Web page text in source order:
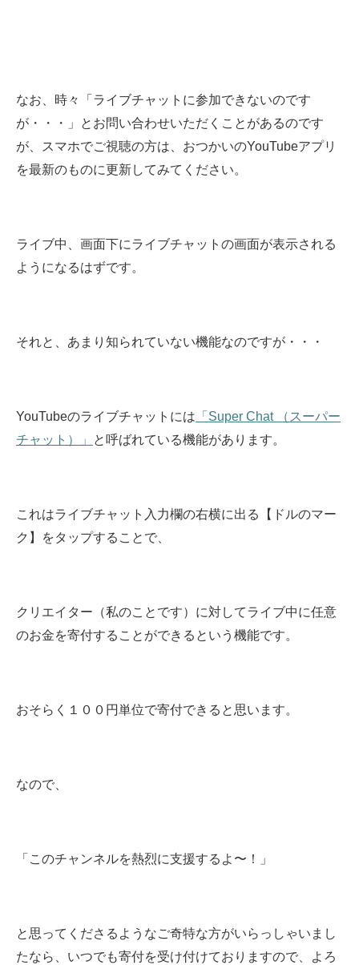
なお、時々「ライブチャットに参加できないのです
が・・・」とお問い合わせいただくことがあるのです
が、スマホでご視聴の方は、おつかいのYouTubeアプリ
を最新のものに更新してみてください。
ライブ中、画面下にライブチャットの画面が表示される
ようになるはずです。
それと、あまり知られていない機能なのですが・・・
YouTubeのライブチャットには 「Super Chat （スーパー
チャット）」
と呼ばれている機能があります。
これはライブチャット入力欄の右横に出る【ドルのマー
ク】をタップすることで、
クリエイター（私のことです）に対してライブ中に任意
のお金を寄付することができるという機能です。
おそらく１００円単位で寄付できると思います。
なので、
「このチャンネルを熱烈に支援するよ〜！」
と思ってくださるようなご奇特な方がいらっしゃいまし
たなら、いつでも寄付を受け付けておりますので、よろ